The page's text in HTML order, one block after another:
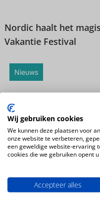
Nordic haalt het
Vakantie Festival
Nieuws
absolute aanrader!
Wij gebruiken cookies
We kunnen deze plaatsen voor
onze website te verbeteren,
een geweldige website-ervaring
cookies die we gebruiken opent
Accepteer alles